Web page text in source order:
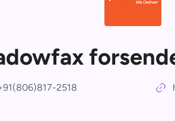
2518